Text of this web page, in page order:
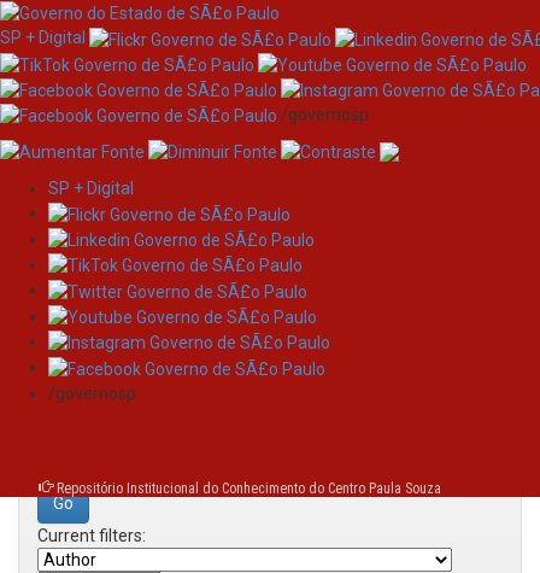
Skip
navigation
SP + Digital
/governosp
SP + Digital
/governosp
Repositório Institucional do Conhecimento do Centro Paula Souza
Search
Search:
Current filters: